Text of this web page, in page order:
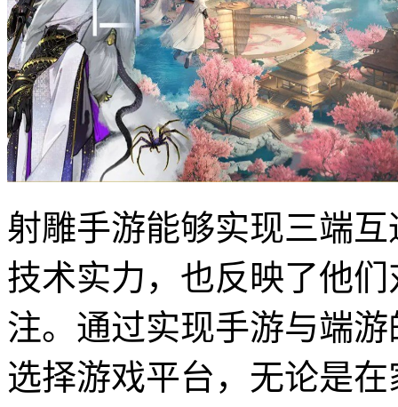
射雕手游能够实现三端
技术实力，也反映了他
注。通过实现手游与端
选择游戏平台，无论是